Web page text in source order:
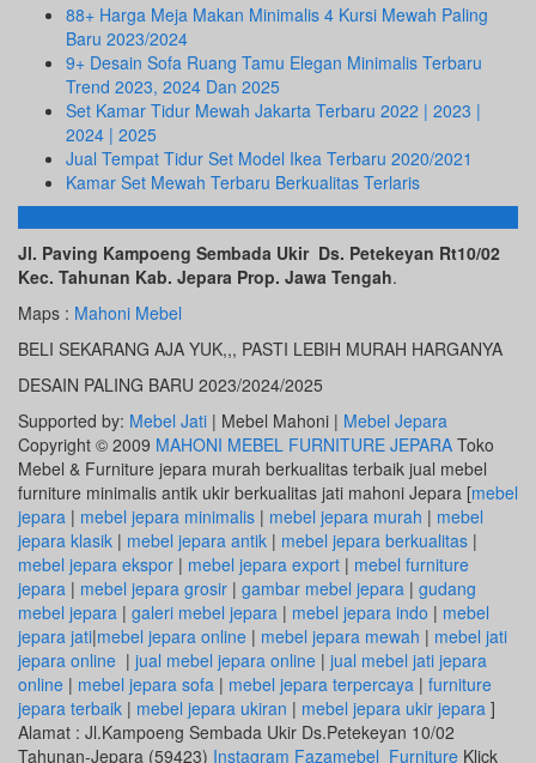
88+ Harga Meja Makan Minimalis 4 Kursi Mewah Paling
Baru 2023/2024
9+ Desain Sofa Ruang Tamu Elegan Minimalis Terbaru
Trend 2023, 2024 Dan 2025
Set Kamar Tidur Mewah Jakarta Terbaru 2022 | 2023 |
2024 | 2025
Jual Tempat Tidur Set Model Ikea Terbaru 2020/2021
Kamar Set Mewah Terbaru Berkualitas Terlaris
ALAMAT KAMI
Jl. Paving Kampoeng Sembada Ukir Ds. Petekeyan Rt10/02
Kec. Tahunan Kab. Jepara Prop. Jawa Tengah.
Maps : Mahoni Mebel
BELI SEKARANG AJA YUK,,, PASTI LEBIH MURAH HARGANYA
DESAIN PALING BARU 2023/2024/2025
Supported by: Mebel Jati | Mebel Mahoni | Mebel Jepara
Copyright © 2009 MAHONI MEBEL FURNITURE JEPARA Toko
Mebel & Furniture jepara murah berkualitas terbaik jual mebel
furniture minimalis antik ukir berkualitas jati mahoni Jepara [mebel
jepara | mebel jepara minimalis | mebel jepara murah | mebel
jepara klasik | mebel jepara antik | mebel jepara berkualitas |
mebel jepara ekspor | mebel jepara export | mebel furniture
jepara | mebel jepara grosir | gambar mebel jepara | gudang
mebel jepara | galeri mebel jepara | mebel jepara indo | mebel
jepara jati|mebel jepara online | mebel jepara mewah | mebel jati
jepara online | jual mebel jepara online | jual mebel jati jepara
online | mebel jepara sofa | mebel jepara terpercaya | furniture
jepara terbaik | mebel jepara ukiran | mebel jepara ukir jepara ]
Alamat : Jl.Kampoeng Sembada Ukir Ds.Petekeyan 10/02
Tahunan-Jepara (59423) Instagram Fazamebel_Furniture Klick